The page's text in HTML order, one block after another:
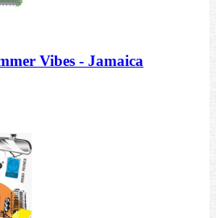
Vibes - Jamaica